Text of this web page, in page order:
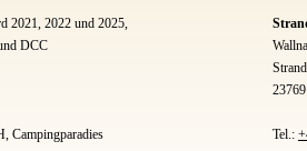
2021, 2022 und 2025,
DCC
Campingparadies
Tel.: